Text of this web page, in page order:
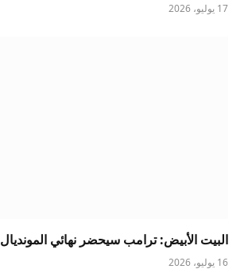
17 يوليو، 2026
البيت الأبيض: ترامب سيحضر نهائي المونديال
16 يوليو، 2026